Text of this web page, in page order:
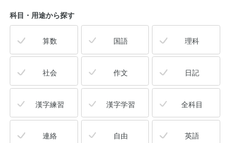
科目・用途から探す
算数 国語 理科
社会 作文 日記
漢字練習 漢字学習 全科目
連絡 自由 英語